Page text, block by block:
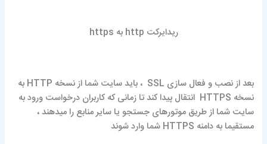
ریدایرکت http به https
بعد از نصب و فعال سازی SSL ، باید سایت شما از نسخه HTTP به
نسخه HTTPS انتقال پیدا کند تا زمانی که کاربران درخواست ورود به
سایت شما از طریق موتورهای جستجو یا سایر منابع را میدهند ،
مستقیما به دامنه HTTPS شما وارد شوند